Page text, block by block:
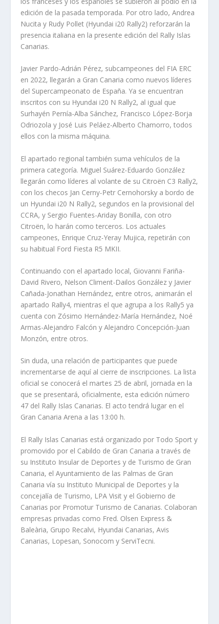
edición de la pasada temporada. Por otro lado, Andrea
Nucita y Rudy Pollet (Hyundai i20 Rally2) reforzarán la
presencia italiana en la presente edición del Rally Islas
Canarias.
Javier Pardo-Adrián Pérez, subcampeones del FIA ERC
en 2022, llegarán a Gran Canaria como nuevos líderes
del Supercampeonato de España. Ya se encuentran
inscritos con su Hyundai i20 N Rally2, al igual que
Surhayén Pernía-Alba Sánchez, Francisco López-Borja
Odriozola y José Luis Peláez-Alberto Chamorro, todos
ellos con la misma máquina.
El apartado regional también suma vehículos de la
primera categoría. Miguel Suárez-Eduardo González
llegarán como líderes al volante de su Citroën C3 Rally2,
con los checos Jan Cerny-Petr Cernohorsky a bordo de
un Hyundai i20 N Rally2, segundos en la provisional del
CCRA, y Sergio Fuentes-Ariday Bonilla, con otro
Citroën, lo harán como terceros. Los actuales
campeones, Enrique Cruz-Yeray Mujica, repetirán con
su habitual Ford Fiesta R5 MKII.
Continuando con el apartado local, Giovanni Fariña-
David Rivero, Nelson Climent-Dailos González y Javier
Cañada-Jonathan Hernández, entre otros, animarán el
apartado Rally4, mientras el que agrupa a los Rally5 ya
cuenta con Zósimo Hernández-María Hernández, Noé
Armas-Alejandro Falcón y Alejandro Concepción-Juan
Monzón, entre otros.
Sin duda, una relación de participantes que puede
incrementarse de aquí al cierre de inscripciones. La lista
oficial se conocerá el martes 25 de abril, jornada en la
que se presentará, oficialmente, esta edición número
47 del Rally Islas Canarias. El acto tendrá lugar en el
Gran Canaria Arena a las 13:00 h.
El Rally Islas Canarias está organizado por Todo Sport y
promovido por el Cabildo de Gran Canaria a través de
su Instituto Insular de Deportes y de Turismo de Gran
Canaria, el Ayuntamiento de las Palmas de Gran
Canaria vía su Instituto Municipal de Deportes y la
concejalía de Turismo, LPA Visit y el Gobierno de
Canarias por Promotur Turismo de Canarias. Colaboran
empresas privadas como Fred. Olsen Express &
Baleària, Grupo Recalvi, Hyundai Canarias, Avis
Canarias, Lopesan, Sonocom y ServiTecni.